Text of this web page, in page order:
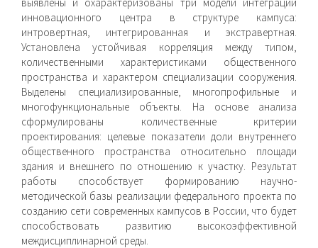
инновационного центра в структуре кампуса:
интровертная, интегрированная и экстравертная.
Установлена устойчивая корреляция между типом,
количественными характеристиками общественного
пространства и характером специализации сооружения.
Выделены специализированные, многопрофильные и
многофункциональные объекты. На основе анализа
сформулированы количественные критерии
проектирования: целевые показатели доли внутреннего
общественного пространства относительно площади
здания и внешнего по отношению к участку. Результат
работы способствует формированию научно-
методической базы реализации федерального проекта по
созданию сети современных кампусов в России, что будет
способствовать развитию высокоэффективной
междисциплинарной среды.